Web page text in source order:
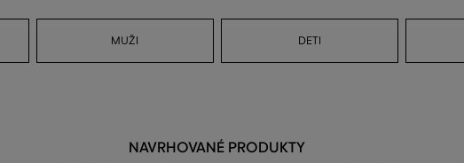
MUŽI DETI
NAVRHOVANÉ PRODUKTY